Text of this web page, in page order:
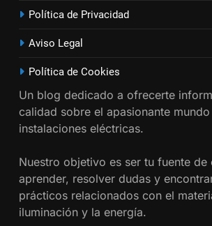
INSTALACIONES
17
comercios
INSTALACIONES
18
Cómo realizar
instalación
INSTALACIONES
Política de Privacidad
Aviso Legal
Política de Cookies
Un blog dedicado a ofrecerte
calidad sobre el apasionante
instalaciones eléctricas.
Nuestro objetivo es ser tu fuente de
aprender, resolver dudas y
prácticos relacionados con el
iluminación y la energía.